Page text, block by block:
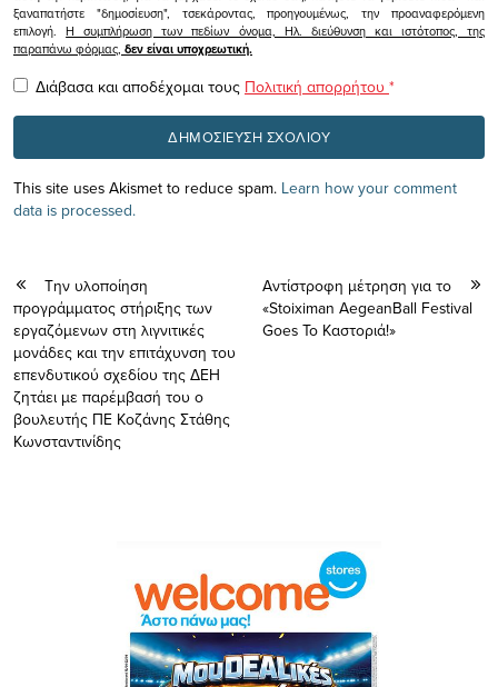
ξαναπατήστε "δημοσίευση", τσεκάροντας, προηγουμένως, την προαναφερόμενη
επιλογή.Η συμπλήρωση των πεδίων όνομα, Ηλ. διεύθυνση και ιστότοπος, της
παραπάνω φόρμας, δεν είναι υποχρεωτική.
Διάβασα και αποδέχομαι τους Πολιτική απορρήτου *
This site uses Akismet to reduce spam. Learn how your comment
data is processed.
Την υλοποίηση
προγράμματος στήριξης των
εργαζόμενων στη λιγνιτικές
μονάδες και την επιτάχυνση του
επενδυτικού σχεδίου της ΔΕΗ
ζητάει με παρέμβασή του ο
βουλευτής ΠΕ Κοζάνης Στάθης
Κωνσταντινίδης
Αντίστροφη μέτρηση για το
«Stoiximan AegeanBall Festival
Goes To Καστοριά!»